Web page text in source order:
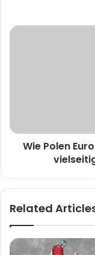
Wie Polen
Related